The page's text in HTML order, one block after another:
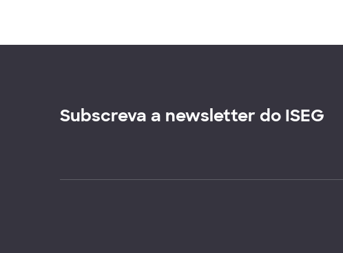
Subscreva a newsletter do ISEG